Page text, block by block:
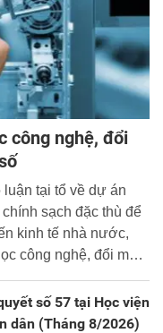
công nghệ, đổi
luận tại tổ về dự án
sạch đặc thù để
kinh tế nhà nước,
công nghệ, đổi mới
số 57 tại Học viện
dân (Tháng 8/2026)